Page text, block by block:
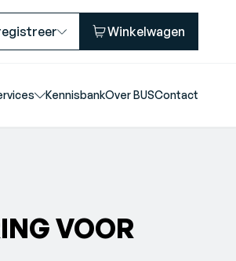
Winkelwagen
KennisbankOver BUSContact
VOOR